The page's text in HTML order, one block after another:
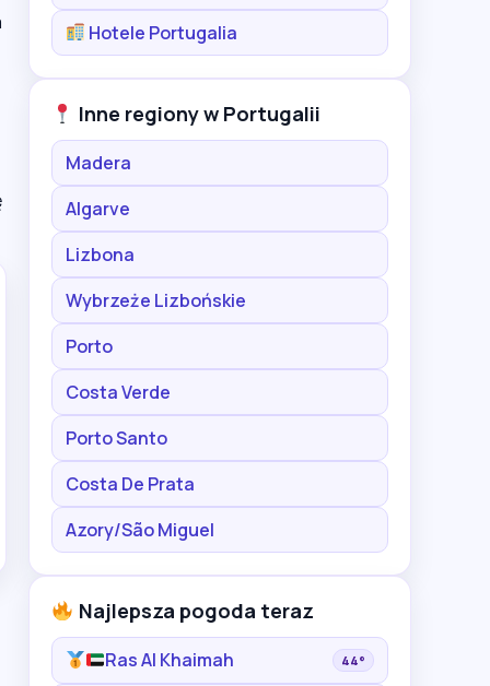
Hotele Portugalia
Inne regiony w Portugalii
Madera
Algarve
Lizbona
Wybrzeże Lizbońskie
Porto
Costa Verde
Porto Santo
Costa De Prata
Azory/São Miguel
Najlepsza pogoda teraz
Ras Al Khaimah 44°